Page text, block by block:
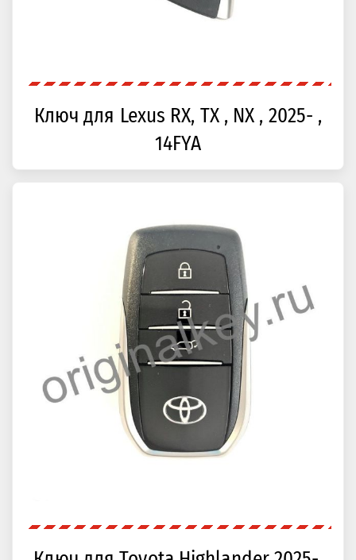
Ключ для Lexus RX, TX , NX , 2025- ,
14FYA